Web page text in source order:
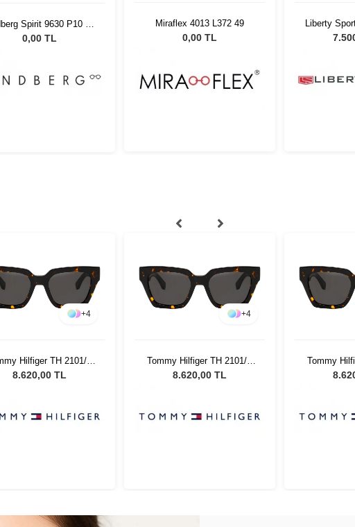
Spirit 9630 P10 50
135
0,00 TL
Miraflex 4013 L372 49
0,00 TL
Liberty
+4
Hilfiger TH 2101/S
- 52 Kadın Güneş
8.620,00 TL
+4
Tommy Hilfiger TH 2101/S
086IR - 52 Kadın Güneş
8.620,00 TL
Tommy
086IR -